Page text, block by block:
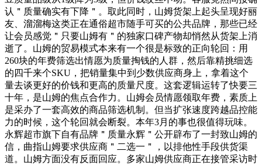
认＂质量确实有下降＂。取此同时，山姆货架上起头呈现好丽
友、溜溜梅这类正在通俗超市随手可买的公共品牌，那些已经
让会员感觉＂只要山姆有＂的独家口碑产物却悄然从货架上消
逝了。山姆的贸易模式本来有一个很是标致的正向轮回：用
260块的年费筛选出情愿为质量掏钱的人群，然后靠精挑细选
的四千来个SKU，把销量集中到少数供应商身上，拿着这个
量去谈更好的价钱和更高的质量尺度。这套逻辑运转了快要三
十年，是山姆的焦点合作力。山姆会员情愿领取年费，素质上
是采办了一套高效的商品筛选机制。但当扩张速度跨越品控能
力的时候，这个轮回就会断裂。本年3月的事也很值得玩味。
永辉超市旗下自有品牌＂质量永辉＂公开辟布了一封致山姆的
信，曲指山姆要求供应商＂二选一＂，以排他性手段供货渠
道。山姆方面没有反面回应。多家山姆供应商正在接管采访时